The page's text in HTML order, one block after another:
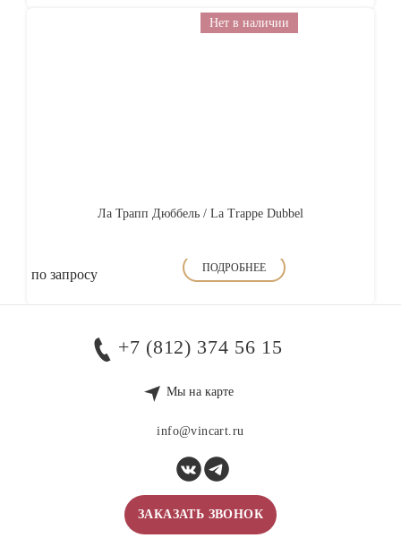
Нет в наличии
Ла Трапп Дюббель / La Trappe Dubbel
по запросу ПОДРОБНЕЕ
+7 (812) 374 56 15
Мы на карте
info@vincart.ru
ЗАКАЗАТЬ ЗВОНОК